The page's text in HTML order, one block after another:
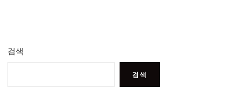
검색
검색